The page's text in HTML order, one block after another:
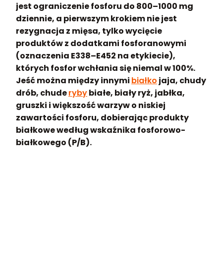
jest ograniczenie fosforu do 800–1000 mg
dziennie, a pierwszym krokiem nie jest
rezygnacja z mięsa, tylko wycięcie
produktów z dodatkami fosforanowymi
(oznaczenia E338–E452 na etykiecie),
których fosfor wchłania się niemal w 100%.
Jeść można między innymi białko jaja, chudy
drób, chuderybybiałe, biały ryż, jabłka,
gruszki i większość warzyw o niskiej
zawartości fosforu, dobierając produkty
białkowe według wskaźnika fosforowo-
białkowego (P/B).